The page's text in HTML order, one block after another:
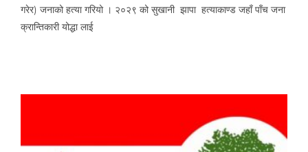
गरेर) जनाको हत्या गरियो । २०२९ को सुखानी झापा हत्याकाण्ड जहाँ पाँच जना
क्रान्तिकारी योद्धा लाई